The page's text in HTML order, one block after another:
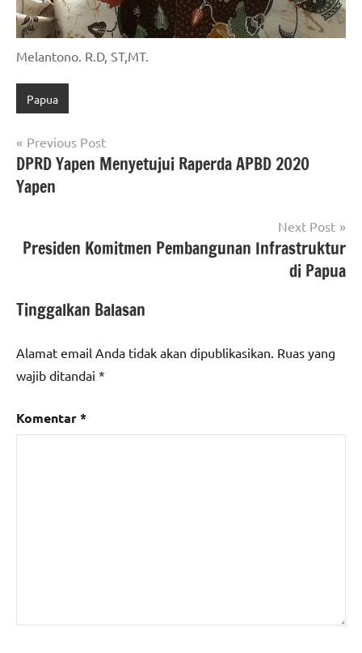
Melantono. R.D, ST,MT.
Papua
Navigasi
pos
Previous Post
DPRD Yapen Menyetujui Raperda APBD 2020
Yapen
Next Post
Presiden Komitmen Pembangunan Infrastruktur
di Papua
Tinggalkan Balasan
Alamat email Anda tidak akan dipublikasikan. Ruas yang
wajib ditandai *
Komentar*